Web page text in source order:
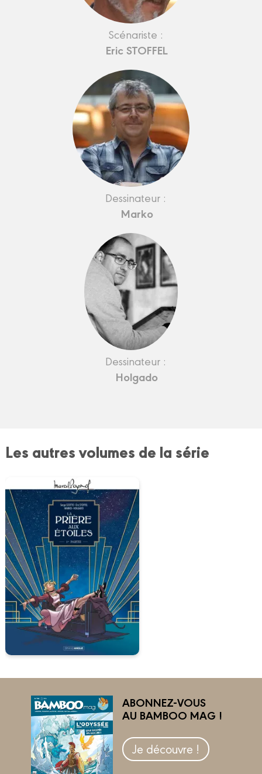
Scénariste :
Eric STOFFEL
Dessinateur :
Marko
Dessinateur :
Holgado
Les autres volumes de la série
ABONNEZ-VOUS
AU BAMBOO MAG !
Je découvre !